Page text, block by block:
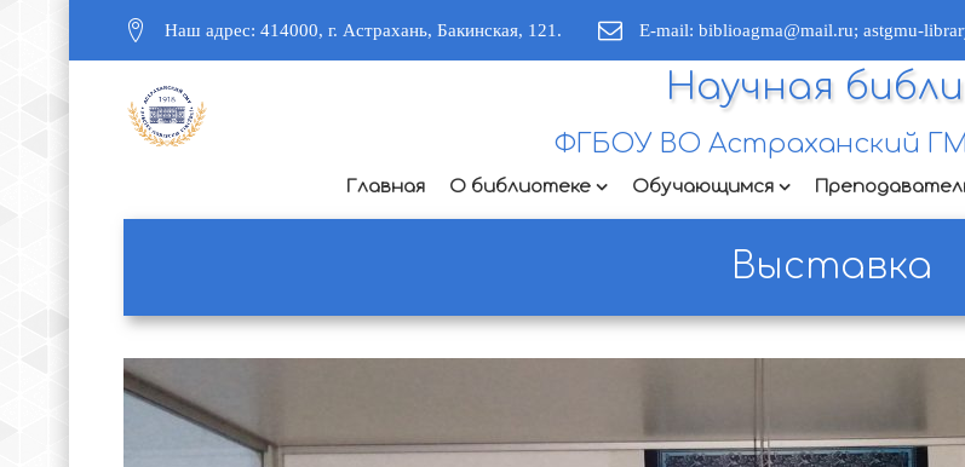
Наш адрес: 414000, г. Астрахань, Бакинская, 121. E-mail: biblioagma@mail.ru; astgmu-
Научная
ФГБОУ ВО Астраханский
Главная О библиотеке Обучающимся
Выставка